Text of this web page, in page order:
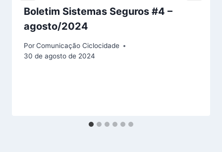
Boletim Sistemas Seguros #4 –
agosto/2024
PorComunicação Ciclocidade
30 de agosto de 2024